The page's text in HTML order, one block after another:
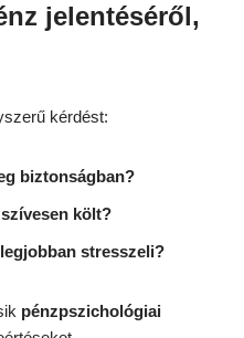
jelentéséről,
kérdést:
biztonságban?
költ?
stresszeli?
pénzpszichológiai